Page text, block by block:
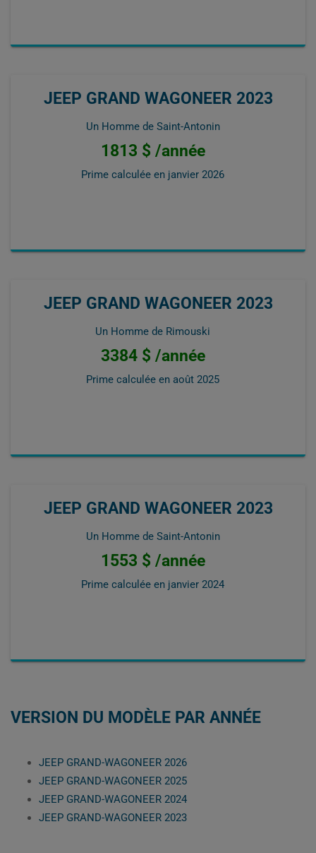
JEEP GRAND WAGONEER 2023
Un Homme de Saint-Antonin
1813 $ /année
Prime calculée en janvier 2026
JEEP GRAND WAGONEER 2023
Un Homme de Rimouski
3384 $ /année
Prime calculée en août 2025
JEEP GRAND WAGONEER 2023
Un Homme de Saint-Antonin
1553 $ /année
Prime calculée en janvier 2024
VERSION DU MODÈLE PAR ANNÉE
JEEP GRAND-WAGONEER 2026
JEEP GRAND-WAGONEER 2025
JEEP GRAND-WAGONEER 2024
JEEP GRAND-WAGONEER 2023